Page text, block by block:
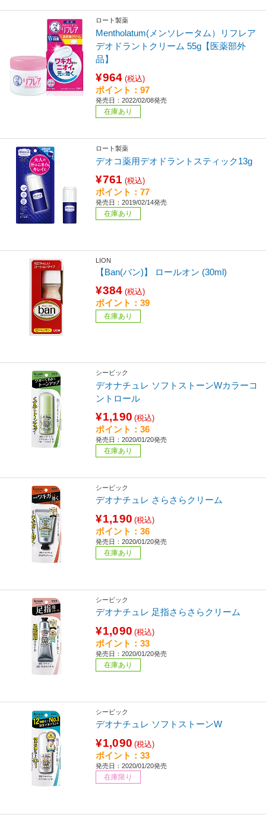
ロート製薬
Mentholatum(メンソレータム）リフレア
デオドラントクリーム 55g【医薬部外
品】
¥964 (税込)
ポイント：97
発売日：2022/02/08発売
在庫あり
ロート製薬
デオコ薬用デオドラントスティック13g
¥761 (税込)
ポイント：77
発売日：2019/02/14発売
在庫あり
LION
【Ban(バン)】 ロールオン (30ml)
¥384 (税込)
ポイント：39
在庫あり
シービック
デオナチュレ ソフトストーンWカラーコ
ントロール
¥1,190 (税込)
ポイント：36
発売日：2020/01/20発売
在庫あり
シービック
デオナチュレ さらさらクリーム
¥1,190 (税込)
ポイント：36
発売日：2020/01/20発売
在庫あり
シービック
デオナチュレ 足指さらさらクリーム
¥1,090 (税込)
ポイント：33
発売日：2020/01/20発売
在庫あり
シービック
デオナチュレ ソフトストーンW
¥1,090 (税込)
ポイント：33
発売日：2020/01/20発売
在庫限り